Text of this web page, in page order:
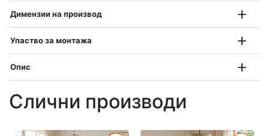
Димензии на производ
Упаство за монтажа
Опис
Слични производи